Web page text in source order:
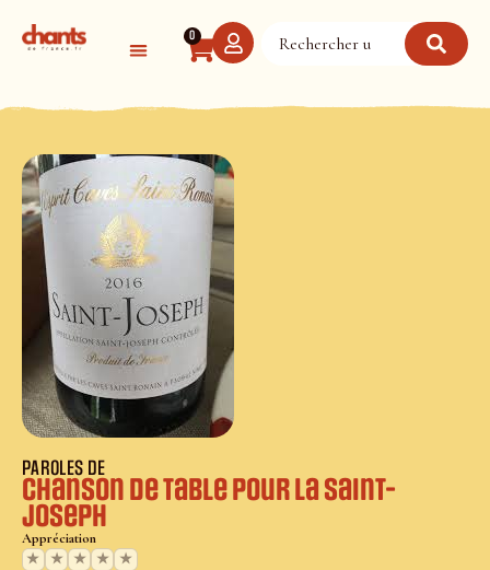
0
PAROLES DE
Chanson de table pour la Saint-
Joseph
Appréciation
★
★ ★ ★ ★